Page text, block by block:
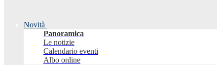
Novità
Panoramica
Le notizie
Calendario eventi
Albo online